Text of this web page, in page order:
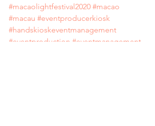
#macaolightfestival2020 #macao
#macau #eventproducerkiosk
#handskioskeventmanagement
#eventproduction #eventmanagement